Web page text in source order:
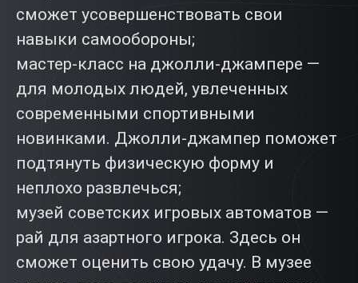
сможет усовершенствовать свои
навыки самообороны;
мастер-класс на джолли-джампере —
для молодых людей, увлеченных
современными спортивными
новинками. Джолли-джампер поможет
подтянуть физическую форму и
неплохо развлечься;
музей советских игровых автоматов —
рай для азартного игрока. Здесь он
сможет оценить свою удачу. В музее